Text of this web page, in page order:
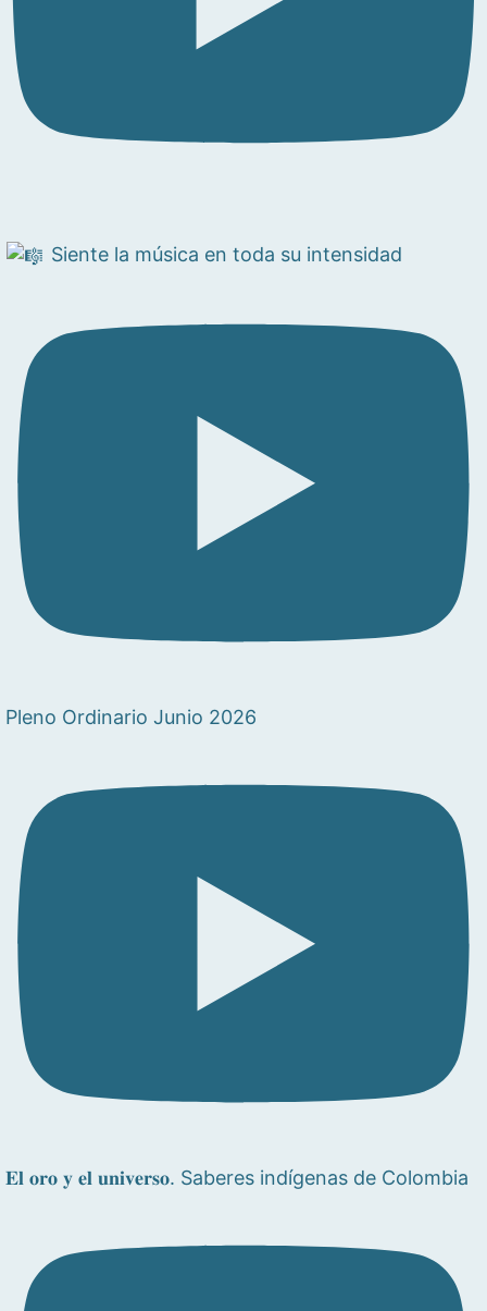
Siente la música en toda su intensidad
Pleno Ordinario Junio 2026
𝐄𝐥 𝐨𝐫𝐨 𝐲 𝐞𝐥 𝐮𝐧𝐢𝐯𝐞𝐫𝐬𝐨. Saberes indígenas de Colombia